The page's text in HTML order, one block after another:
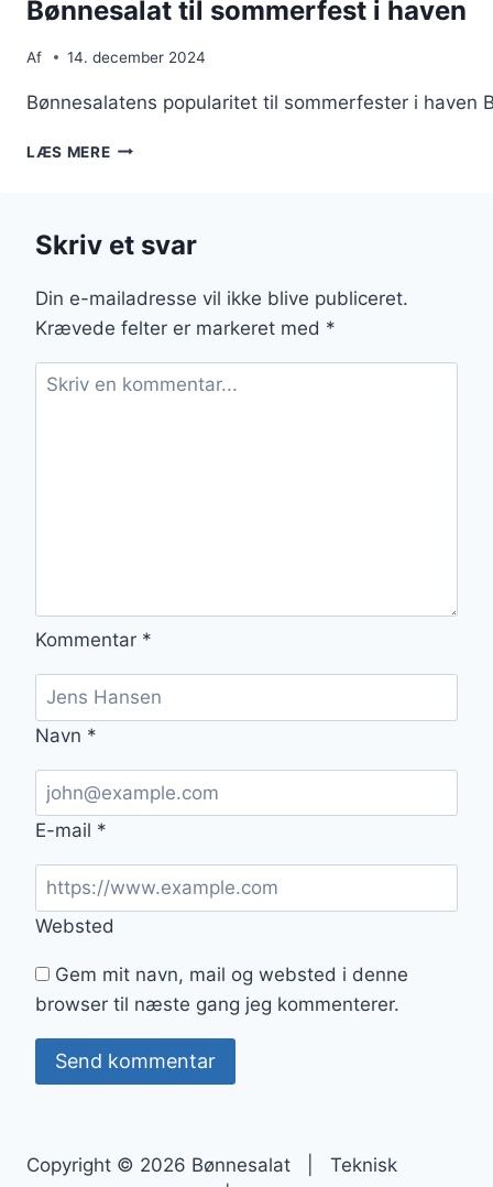
Bønnesalat til sommerfest i haven
Af 14. december 2024
Bønnesalatens popularitet til sommerfester i
LÆS MEREBØNNESALAT
HAVEN
Skriv et svar
Din e-mailadresse vil ikke blive publiceret.
Krævede felter er markeret med *
Kommentar *
Navn *
E-mail *
Websted
Gem mit navn, mail og websted i denne
browser til næste gang jeg kommenterer.
Copyright © 2026 Bønnesalat | Teknisk